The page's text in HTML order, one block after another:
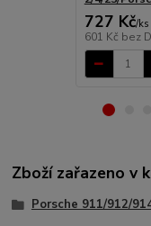
727 Kč/ks
601 Kč bez
Zboží zařazeno v
Porsche 911/912/